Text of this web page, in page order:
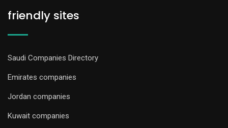
friendly sites
Saudi Companies Directory
Emirates companies
Jordan companies
Kuwait companies